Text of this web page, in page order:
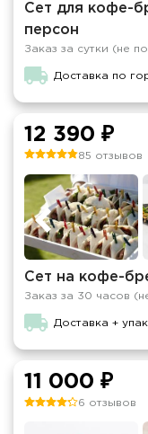
Сет для кофе-
персон
Заказ за сутки (не
Доставка по
12 390 ₽
85 отзывов
Сет на кофе-
Заказ за 30 часов
Доставка +
11 000 ₽
6 отзывов